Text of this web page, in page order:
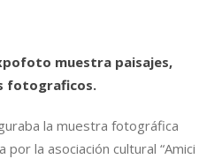
muestra paisajes,
fotograficos.
la muestra fotográfica
la asociación cultural “Amici